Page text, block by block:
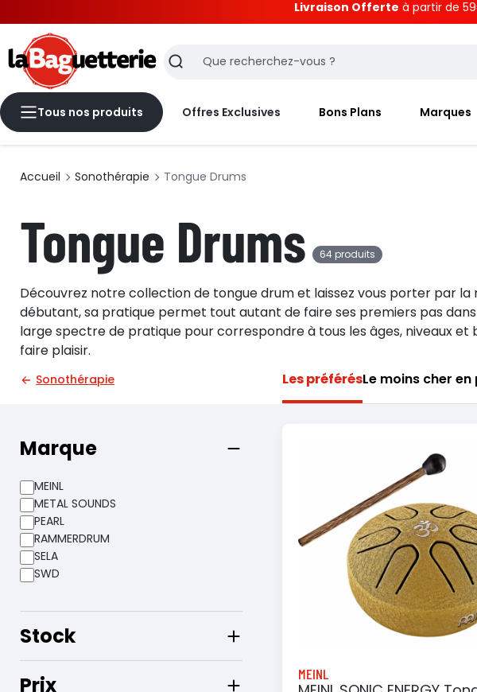
Livraison Offerte à partir de
Recherche
Tous nos produits Offres Exclusives Bons Plans Marques
Accueil Sonothérapie Tongue Drums
Tongue Drums 64 produits
Découvrez notre collection de tongue drum et laissez vous porter par
débutant, sa pratique permet tout autant de faire ses premiers pas
large spectre de pratique pour correspondre à tous les âges, niveaux
faire plaisir.
Sonothérapie Les préférésLe moins cher en
Marque
MEINL
METAL SOUNDS
PEARL
RAMMERDRUM
SELA
SWD
Stock
Prix
MEINL